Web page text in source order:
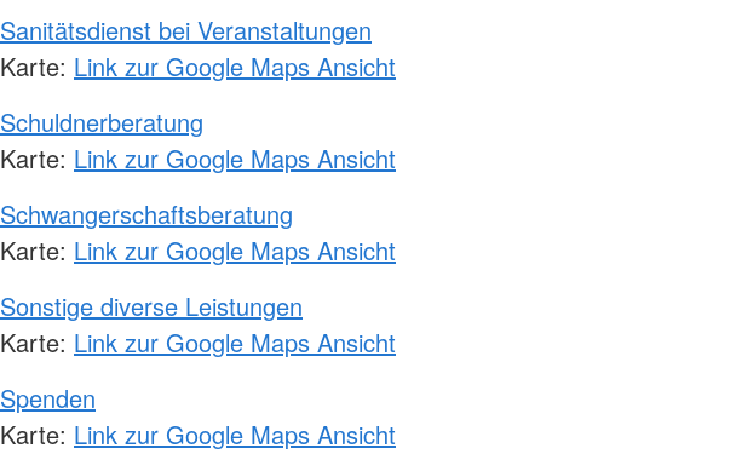
Sanitätsdienst bei Veranstaltungen
Karte: Link zur Google Maps Ansicht
Schuldnerberatung
Karte: Link zur Google Maps Ansicht
Schwangerschaftsberatung
Karte: Link zur Google Maps Ansicht
Sonstige diverse Leistungen
Karte: Link zur Google Maps Ansicht
Spenden
Karte: Link zur Google Maps Ansicht